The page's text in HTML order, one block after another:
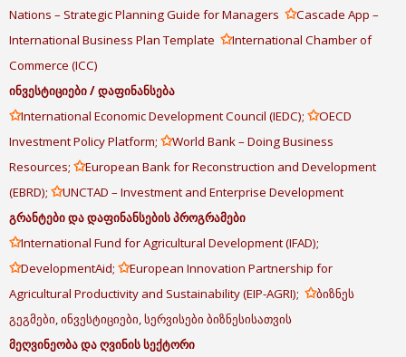
Nations – Strategic Planning Guide for Managers ✩Cascade App –
International Business Plan Template ✩International Chamber of
Commerce (ICC)
ინვესტიციები/დაფინანსება
✩International Economic Development Council (IEDC); ✩OECD
Investment Policy Platform; ✩World Bank – Doing Business
Resources; ✩European Bank for Reconstruction and Development
(EBRD); ✩UNCTAD – Investment and Enterprise Development
გრანტებიდადაფინანსებისპროგრამები
✩International Fund for Agricultural Development (IFAD);
✩DevelopmentAid; ✩European Innovation Partnership for
Agricultural Productivity and Sustainability (EIP-AGRI); ✩ბიზნეს
გეგმები, ინვესტიციები, სერვისები ბიზნესისათვის
მეღვინეობადაღვინისსექტორი